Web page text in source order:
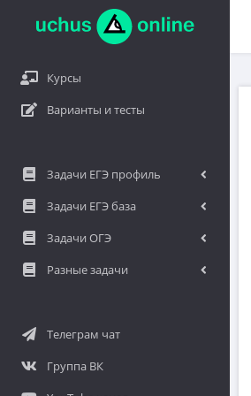
Курсы
Варианты и тесты
Задачи ЕГЭ профиль
Задачи ЕГЭ база
Задачи ОГЭ
Разные задачи
Телеграм чат
Группа ВК